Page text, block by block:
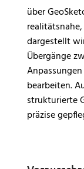
über
dargestellt
Übergänge
bearbeiten.
strukturierte
präzise